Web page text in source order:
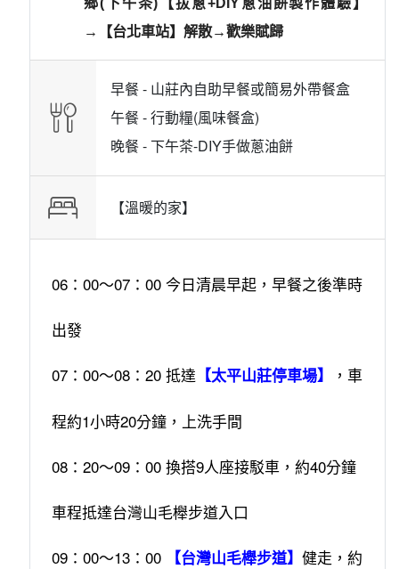
→【台北車站】解散→歡樂賦歸
早餐 - 山莊內自助早餐或簡易外帶餐盒
午餐 -行動糧(風味餐盒)
晚餐 -下午茶-DIY手做蔥油餅
【溫暖的家】
06：00～07：00 今日清晨早起，早餐之後準時
出發
07：00～08：20 抵達 【太平山莊停車場】 ，車
程約1小時20分鐘，上洗手間
08：20～09：00 換搭9人座接駁車，約40分鐘
車程抵達台灣山毛櫸步道入口
09：00～13：00 【台灣山毛櫸步道】 健走，約